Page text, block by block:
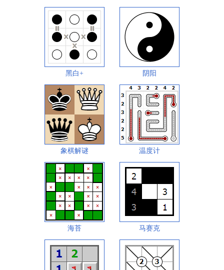
黑白+ 阴阳
象棋解谜 温度计
海苔 马赛克